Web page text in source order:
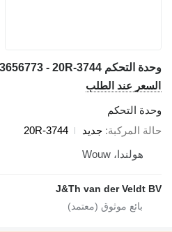
السعر عند الطلب
وحدة التحكم
حالة المركبة جديد
20R-3744
هولندا، Wouw
J&Th van der Veldt BV